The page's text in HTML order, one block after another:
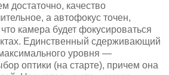
достаточно, качество
а автофокус точен,
камера будет фокусироваться
Единственный сдерживающий
уровня —
оптики (на старте), причем она